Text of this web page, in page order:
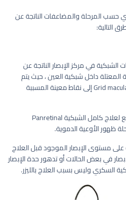
حسب المرحلة والمضاعفات الناتجة عن
التالية:
الشبكية في مركز الإبصار الناتجة عن
المعتلة داخل شبكية العين ، حيث يتم
تسليط الليزر Grid macular Photocoagulation إلى نقاط معينة المسببة
كما يتم يستخدم الليزر بشكل أوسع لعلاج كامل الشبكية Panretinal
على مستوى الإبصار الموجود قبل العلاج
في بعض الحالات أو تدهور حدة الإبصار
السكري وليس بسبب العلاج بالليزر.